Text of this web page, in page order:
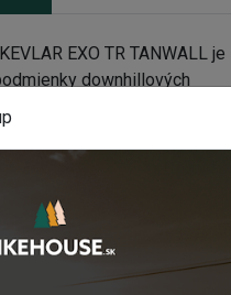
EXO TR TANWALL je
downhillových
výstupky, avšak dezén je
EXO TR TANWALL
s pomalým opotrebením,
tvarovateľnosť a skvelú